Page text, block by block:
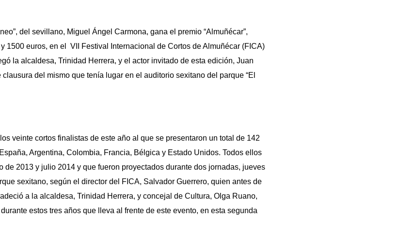
del sevillano, Miguel Ángel Carmona, gana el premio “Almuñécar”,
1500 euros, en el VII Festival Internacional de Cortos de Almuñécar (FICA)
la alcaldesa, Trinidad Herrera, y el actor invitado de esta edición, Juan
del mismo que tenía lugar en el auditorio sexitano del parque “El
veinte cortos finalistas de este año al que se presentaron un total de 142
Argentina, Colombia, Francia, Bélgica y Estado Unidos. Todos ellos
de 2013 y julio 2014 y que fueron proyectados durante dos jornadas, jueves
sexitano, según el director del FICA, Salvador Guerrero, quien antes de
a la alcaldesa, Trinidad Herrera, y concejal de Cultura, Olga Ruano,
estos tres años que lleva al frente de este evento, en esta segunda